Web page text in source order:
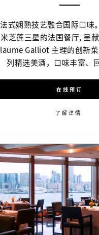
式娴熟技艺融合国际口味
米芝莲三星的法国餐厅, 呈
Galliot 主理的创新
列精选美酒，口味丰富、
在线预订
了解详情